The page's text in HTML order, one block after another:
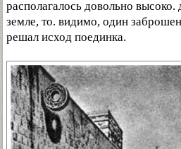
располагалось довольно
земле, то. видимо, один
решал исход поединка.